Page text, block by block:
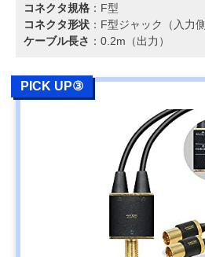
コネクタ規格 ：F型
コネクタ形状 ：F型ジャック（入力
ケーブル長さ ：0.2m（出力）
PICK UP③